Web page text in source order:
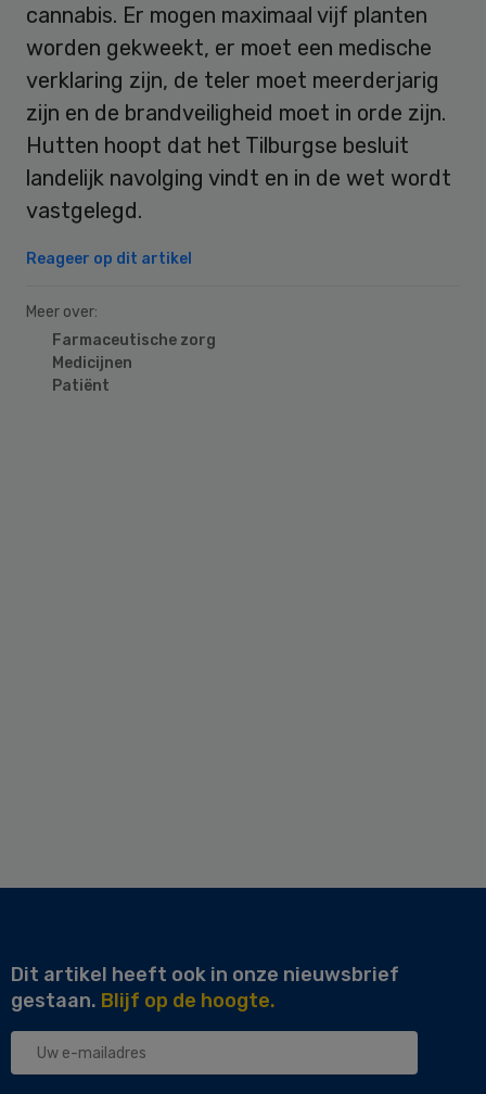
cannabis. Er mogen maximaal vijf planten
worden gekweekt, er moet een medische
verklaring zijn, de teler moet meerderjarig
zijn en de brandveiligheid moet in orde zijn.
Hutten hoopt dat het Tilburgse besluit
landelijk navolging vindt en in de wet wordt
vastgelegd.
Reageer op dit artikel
Meer over:
Farmaceutische zorg
Medicijnen
Patiënt
Dit artikel heeft ook in onze nieuwsbrief
gestaan. Blijf op de hoogte.
Uw